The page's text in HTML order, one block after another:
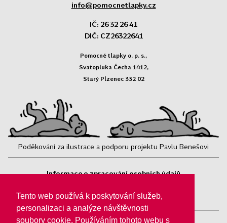
Tento web používá k poskytování služeb,
personalizaci a analýze návštěvnosti
soubory cookie. Používáním tohoto webu s
info@pomocnetlapky.cz
IČ: 26 32 26 41
DIČ: CZ26322641
Pomocné tlapky o. p. s.,
Svatopluka Čecha 1412,
Starý Plzenec 332 02
Poděkování za ilustrace a podporu projektu Pavlu Benešovi
Informace o zpracování osobních údajů
Sledujte nás: